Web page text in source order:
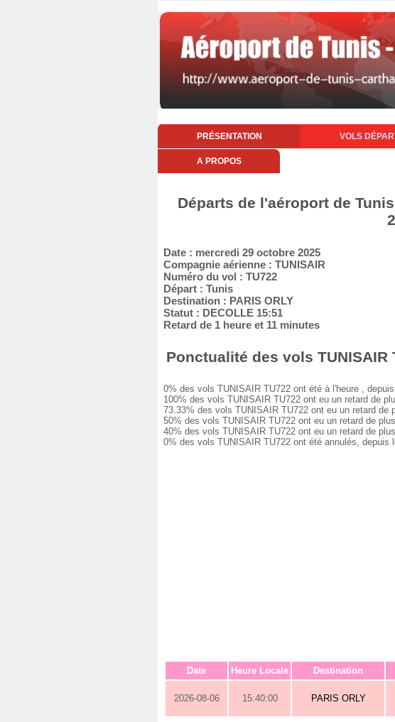
PRÉSENTATION VOLS
A PROPOS
Départs de l'aéroport de
Date : mercredi 29 octobre 2025
Compagnie aérienne : TUNISAIR
Numéro du vol : TU722
Départ : Tunis
Destination : PARIS ORLY
Statut : DECOLLE 15:51
Retard de 1 heure et 11 minutes
Ponctualité des vols
0% des vols TUNISAIR TU722 ont été à l'heure ,
100% des vols TUNISAIR TU722 ont eu un retard de
73.33% des vols TUNISAIR TU722 ont eu un retard
50% des vols TUNISAIR TU722 ont eu un retard de
40% des vols TUNISAIR TU722 ont eu un retard de
0% des vols TUNISAIR TU722 ont été annulés, depuis
Date Heure Locale Destination
2026-08-06 15:40:00 PARIS ORLY